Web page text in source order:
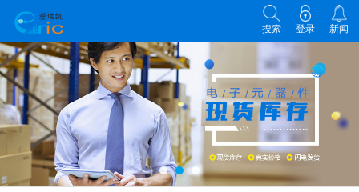
新闻
登录
搜索
各类电子元器件选型原则
零欧姆电阻的作用